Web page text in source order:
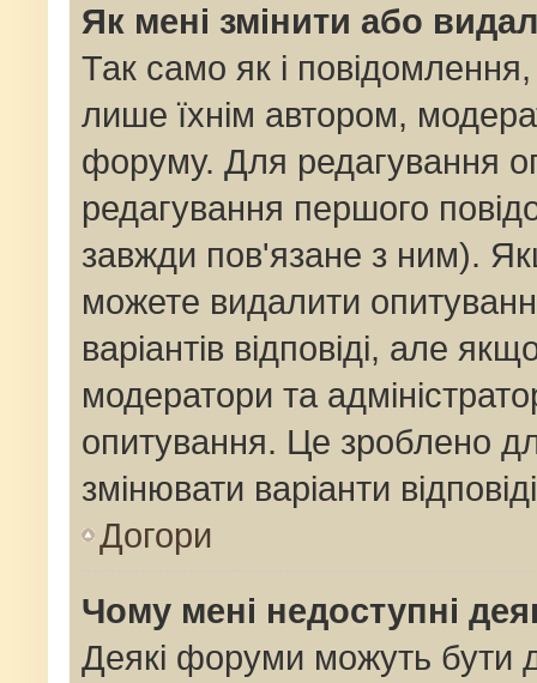
Як мені змінити або
Так само як і
лише їхнім автором,
форуму. Для редагування
редагування першого
завжди пов'язане з ним).
можете видалити
варіантів відповіді, але
модератори та
опитування. Це зроблено
змінювати варіанти
Догори
Чому мені недоступні
Деякі форуми можуть бути